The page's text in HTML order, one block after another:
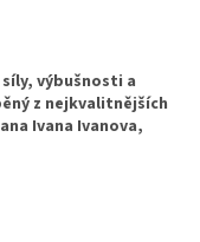
výbušnosti a
z nejkvalitnějších
Ivana Ivanova,